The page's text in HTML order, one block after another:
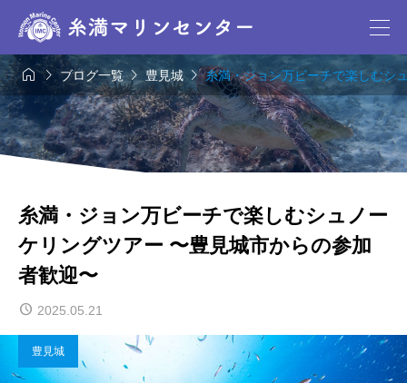
ブログ一覧豊見城糸満・ジョン万ビーチで楽しむシ
糸満・ジョン万ビーチで楽しむシュノー
ケリングツアー 〜豊見城市からの参加
者歓迎〜
2025.05.21
豊見城